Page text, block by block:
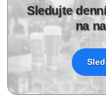
Sledujte
na